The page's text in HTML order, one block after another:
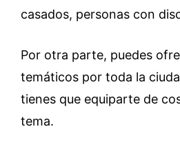
casados, personas con
Por otra parte, puedes
temáticos por toda la
tienes que equiparte de
tema.